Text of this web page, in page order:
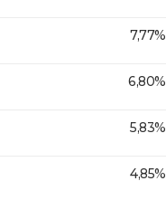
7,77%
6,80%
5,83%
4,85%